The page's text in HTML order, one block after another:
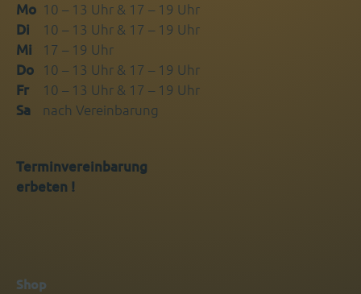
Mo 10 – 13 Uhr & 17 – 19 Uhr
Di
10 – 13 Uhr & 17 – 19 Uhr
Mi
17 – 19 Uhr
Do
10 – 13 Uhr & 17 – 19 Uhr
Fr
10 – 13 Uhr & 17 – 19 Uhr
Sa
nach Vereinbarung
Terminvereinbarung
erbeten !
Shop